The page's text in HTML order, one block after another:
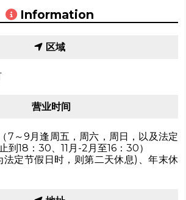
Information
区域
营业时间
7～9月逢周五，周六，周日，以及法定
到18：30、11月-2月至16：30）
法定节假日时，则第二天休息)、年末休